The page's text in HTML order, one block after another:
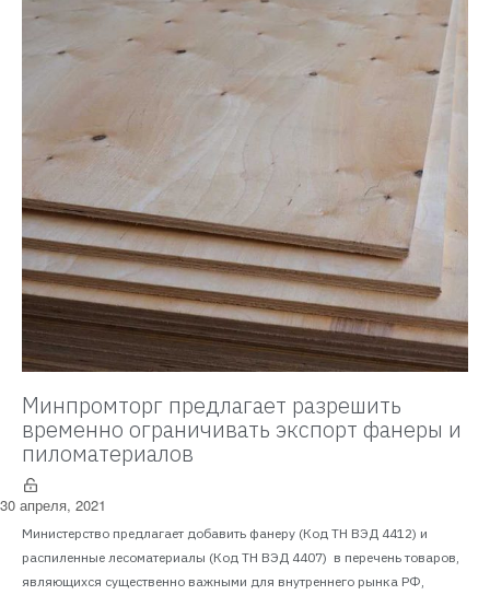
Минпромторг предлагает разрешить
временно ограничивать экспорт фанеры и
пиломатериалов
30 апреля, 2021
Министерство предлагает добавить фанеру (Код ТН ВЭД 4412) и
распиленные лесоматериалы (Код ТН ВЭД 4407) в перечень товаров,
являющихся существенно важными для внутреннего рынка РФ,